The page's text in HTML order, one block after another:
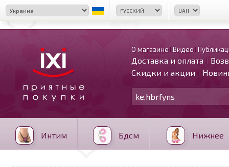
О магазине Видео
Доставка и оплата
Скидки и акции
Интим Бдсм Нижнее